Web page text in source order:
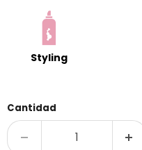
Styling
Cantidad